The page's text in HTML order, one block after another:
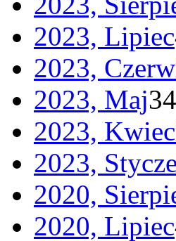
2023, Lipiec
2023,
2023, Maj
2023,
2023,
2020,
2020, Lipiec